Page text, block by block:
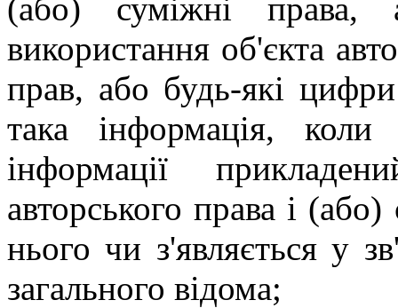
(або) суміжні права,
використання об'єкта
прав, або будь-які
така інформація,
інформації
авторського права і
нього чи з'являється у
загального відома;